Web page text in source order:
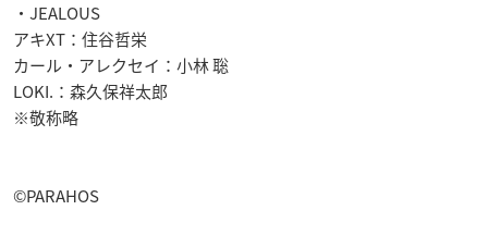
・JEALOUS
アキXT：住谷哲栄
カール・アレクセイ：小林 聡
LOKI.：森久保祥太郎
※敬称略
©PARAHOS